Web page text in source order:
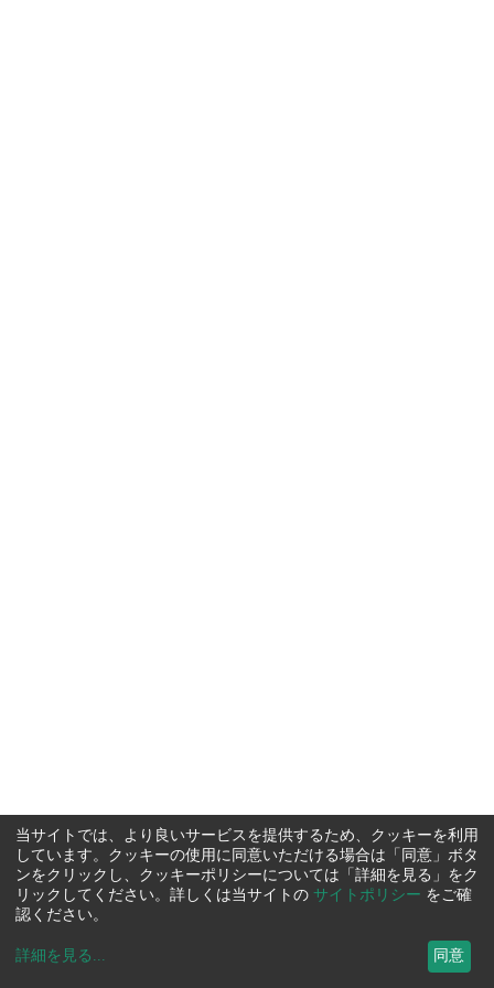
当サイトでは、より良いサービスを提供するため、クッキーを利用
しています。クッキーの使用に同意いただける場合は「同意」ボタ
ンをクリックし、クッキーポリシーについては「詳細を見る」をク
リックしてください。詳しくは当サイトの サイトポリシー をご確
認ください。
詳細を見る ... 同意